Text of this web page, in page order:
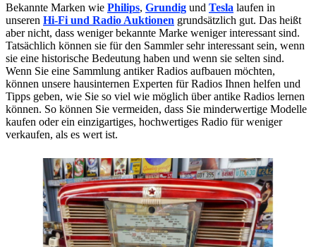
Bekannte Marken wie Philips, Grundig und Tesla laufen in
unseren Hi-Fi und Radio Auktionen grundsätzlich gut. Das heißt
aber nicht, dass weniger bekannte Marke weniger interessant sind.
Tatsächlich können sie für den Sammler sehr interessant sein, wenn
sie eine historische Bedeutung haben und wenn sie selten sind.
Wenn Sie eine Sammlung antiker Radios aufbauen möchten,
können unsere hausinternen Experten für Radios Ihnen helfen und
Tipps geben, wie Sie so viel wie möglich über antike Radios lernen
können. So können Sie vermeiden, dass Sie minderwertige Modelle
kaufen oder ein einzigartiges, hochwertiges Radio für weniger
verkaufen, als es wert ist.